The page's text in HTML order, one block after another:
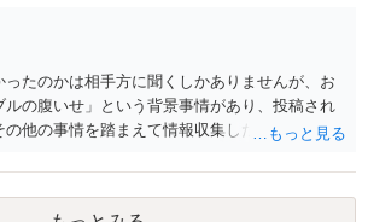
ったのかは相手方に聞くしかありませんが、お
ルの腹いせ」という背景事情があり、投稿され
の他の事情を踏まえて情報収集した結果、この
めてしまったことで「答え合わせ」になって
ょうか。 相手方の動きについても、相手方次